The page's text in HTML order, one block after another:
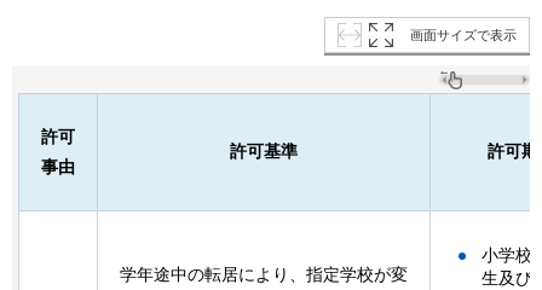
画面サイズで表示
許可
事由
許可基準 許可期
学年途中の転居により、指定学校が変
小学校
生及び